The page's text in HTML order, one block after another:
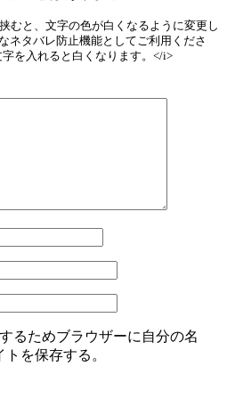
むと、文字の色が白くなるように変更し
ネタバレ防止機能としてご利用くださ
を入れると白くなります。</i>
るためブラウザーに自分の名
を保存する。